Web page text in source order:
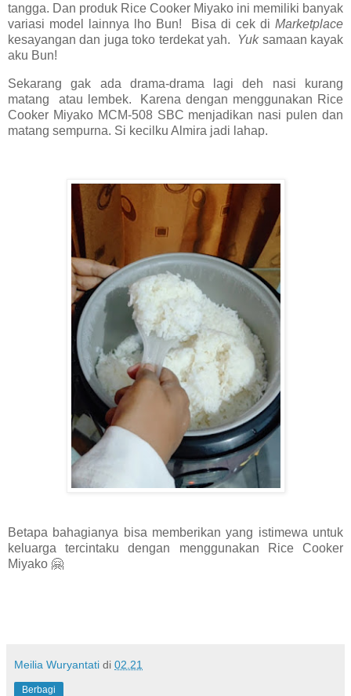
tangga. Dan produk Rice Cooker Miyako ini memiliki banyak
variasi model lainnya lho Bun! Bisa di cek di Marketplace
kesayangan dan juga toko terdekat yah.
Yuksamaan kayak
aku Bun!
Sekarang gak ada drama-drama lagi deh nasi kurang
matang atau lembek. Karena dengan menggunakan Rice
Cooker Miyako MCM-508 SBC menjadikan nasi pulen dan
matang sempurna. Si kecilku Almira jadi lahap.
Betapa bahagianya bisa memberikan yang istimewa untuk
keluarga tercintaku dengan menggunakan Rice Cooker
Miyako 🤗
Meilia Wuryantati di 02.21
Berbagi